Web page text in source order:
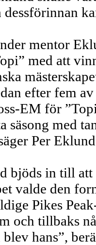
mentor
med att
efter fem
EM för
säsong med
Per
bjöds in till
valde den
Pikes
och tillbaks
hans”,